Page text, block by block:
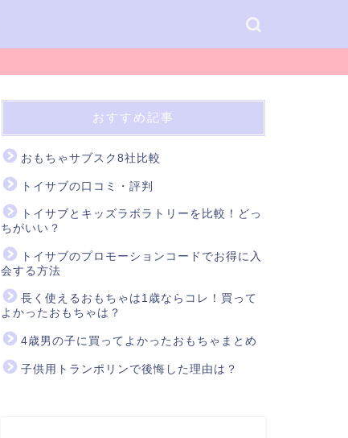
おすすめ記事
おもちゃサブスク8社比較
トイサブの口コミ・評判
トイサブとキッズラボラトリーを比較！どっ
ちがいい？
トイサブのプロモーションコードでお得に入
会する方法
長く使えるおもちゃは1歳ならコレ！買って
よかったおもちゃは？
4歳男の子に買ってよかったおもちゃまとめ
子供用トランポリンで後悔した理由は？